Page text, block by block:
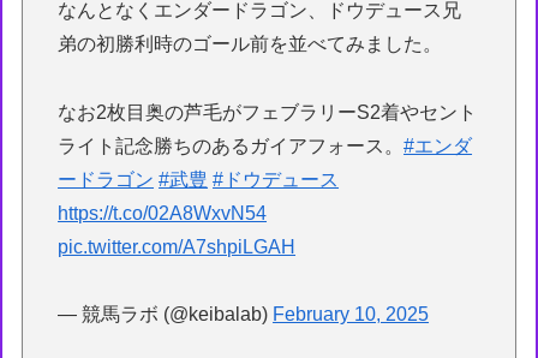
なんとなくエンダードラゴン、ドウデュース兄
弟の初勝利時のゴール前を並べてみました。
なお2枚目奥の芦毛がフェブラリーS2着やセント
ライト記念勝ちのあるガイアフォース。#エンダ
ードラゴン #武豊 #ドウデュース
https://t.co/02A8WxvN54
pic.twitter.com/A7shpiLGAH
— 競馬ラボ (@keibalab) February 10, 2025